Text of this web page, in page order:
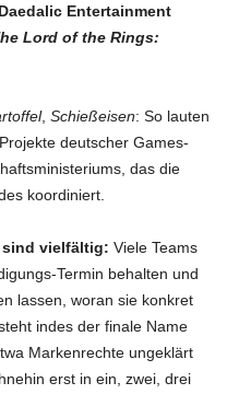
Entertainment
Lord of the Rings:
, Schießeisen: So lauten
deutscher Games-
das die
koordiniert.
sind vielfältig: Viele Teams
Termin behalten und
lassen, woran sie konkret
indes der finale Name
Markenrechte ungeklärt
erst in ein, zwei, drei